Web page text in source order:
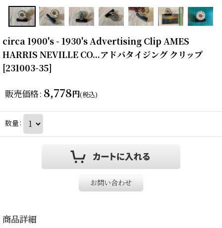
circa 1900's - 1930's Advertising Clip AMES
HARRIS NEVILLE CO...アドバタイジング クリップ
[231003-35]
販売価格: 8,778円(税込)
数量:
お問い合わせ
商品詳細